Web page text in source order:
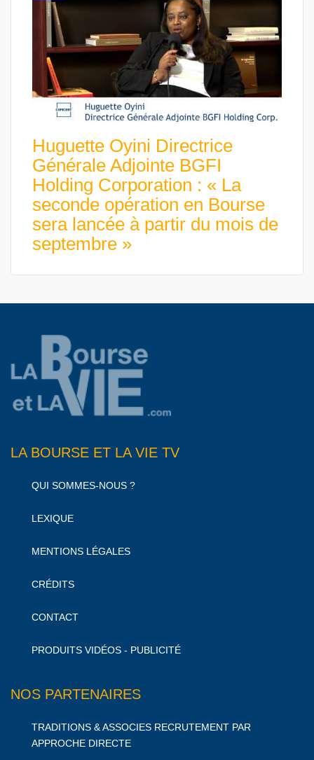
Huguette Oyini Directrice
Générale Adjointe BGFI
Holding Corporation : « La
seconde opération en Bourse
sera lancée à partir du mois de
septembre »
LA BOURSE ET LA VIE TV
QUI SOMMES-NOUS ?
LEXIQUE
MENTIONS LÉGALES
CRÉDITS
CONTACT
PRODUITS VIDÉOS - PUBLICITÉ
NOS PARTENAIRES
TRADITIONS & ASSOCIES RECRUTEMENT PAR
APPROCHE DIRECTE